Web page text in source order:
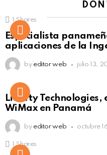
Click to
Shares
Especialista
aplicaciones de la
by editor web julio 13,
Liberty
WiMax en Panamá
by editor web octubre
Shares